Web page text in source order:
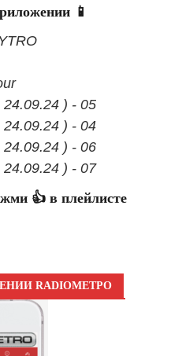
📱
) - 05
) - 04
) - 06
) - 07
👍 в плейлисте
RADIOМЕТРО